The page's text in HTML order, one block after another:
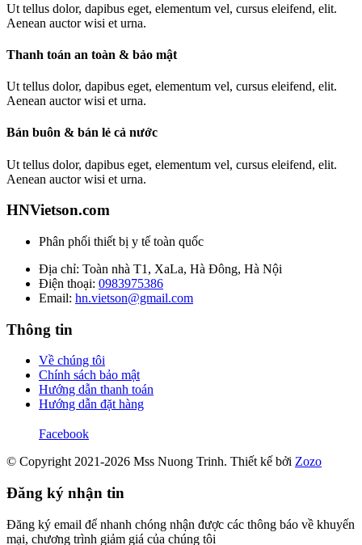
Ut tellus dolor, dapibus eget, elementum vel, cursus eleifend, elit.
Aenean auctor wisi et urna.
Thanh toán an toàn & bảo mật
Ut tellus dolor, dapibus eget, elementum vel, cursus eleifend, elit.
Aenean auctor wisi et urna.
Bán buôn & bán lẻ cả nước
Ut tellus dolor, dapibus eget, elementum vel, cursus eleifend, elit.
Aenean auctor wisi et urna.
HNVietson.com
Phân phối thiết bị y tế toàn quốc
Địa chỉ: Toàn nhà T1, XaLa, Hà Đông, Hà Nội
Điện thoại: 0983975386
Email: hn.vietson@gmail.com
Thông tin
Về chúng tôi
Chính sách bảo mật
Hướng dẫn thanh toán
Hướng dẫn đặt hàng
Facebook
© Copyright 2021-2026 Mss Nuong Trinh. Thiết kế bởi Zozo
Đăng ký nhận tin
Đăng ký email để nhanh chóng nhận được các thông báo về khuyến
mại, chương trình giảm giá của chúng tôi